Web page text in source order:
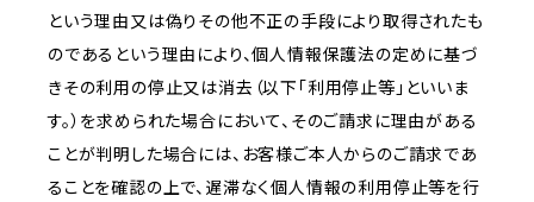
という理由又は偽りその他不正の手段により取得されたも
のであるという理由により、個人情報保護法の定めに基づ
きその利用の停止又は消去（以下「利用停止等」といいま
す。）を求められた場合において、そのご請求に理由がある
ことが判明した場合には、お客様ご本人からのご請求であ
ることを確認の上で、遅滞なく個人情報の利用停止等を行